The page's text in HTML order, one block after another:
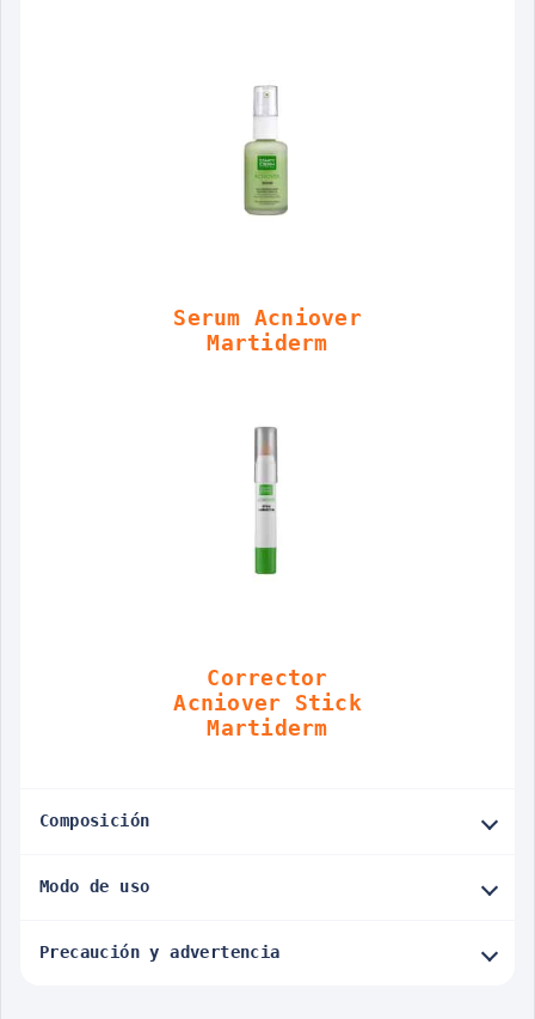
Serum Acniover
Martiderm
Corrector
Acniover Stick
Martiderm
Composición
Modo de uso
Precaución y advertencia